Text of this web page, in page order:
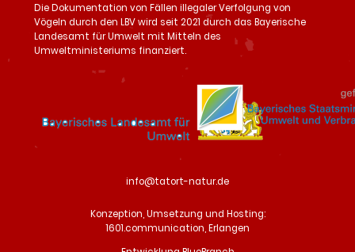
Die Dokumentation von Fällen illegaler Verfolgung von
Vögeln durch den LBV wird seit 2021 durch das Bayerische
Landesamt für Umwelt mit Mitteln des
Umweltministeriums finanziert.
info@tatort-natur.de
Konzeption, Umsetzung und Hosting:
1601.communication, Erlangen